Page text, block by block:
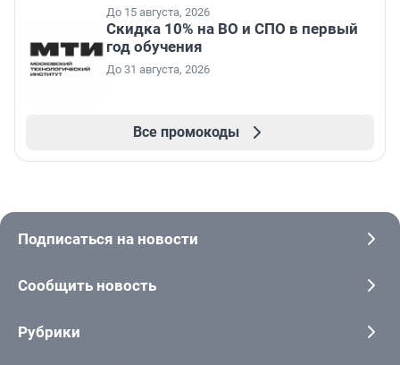
До 15 августа, 2026
Скидка 10% на ВО и СПО в первый
год обучения
До 31 августа, 2026
Все промокоды
Подписаться на новости
Сообщить новость
Рубрики